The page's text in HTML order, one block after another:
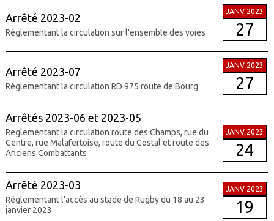
Arrêté 2023-02
Réglementant la circulation sur l'ensemble des voies
JANV 2023
27
Arrêté 2023-07
Réglementant la circulation RD 975 route de Bourg
JANV 2023
27
Arrêtés 2023-06 et 2023-05
Reglementant la circulation route des Champs, rue du
Centre, rue Malafertoise, route du Costal et route des
Anciens Combattants
JANV 2023
24
Arrêté 2023-03
Réglementant l'accès au stade de Rugby du 18 au 23
janvier 2023
JANV 2023
19